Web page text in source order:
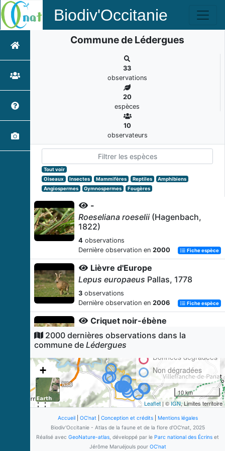
Biodiv'Occitanie
Commune de Lédergues
33
observations
20
espèces
10
observateurs
Tout voir
Oiseaux
Insectes Mammifères Reptiles
Amphibiens
Angiospermes
Gymnospermes Fougères
-
Roeseliana roeselii (Hagenbach,
1822)
4 observations
Dernière observation en 2000 Fiche espèce
Lièvre d'Europe
Lepus europaeus Pallas, 1778
3 observations
Dernière observation en 2006 Fiche espèce
Criquet noir-ébène
Omocestus rufipes(Zetterstedt,
1821)
Dernière observation en
Petit rhinolophe
Rhinolophus hipposideros
(Borkhausen, 1797)
2observations
Dernière observation en2005 Fiche espèce
Conocéphale gracieux
2000 dernières observations dans la
commune de Lédergues
+
Données dégradées
Non dégradées
10 km
Leaflet | © IGN, Limites territoire
Accueil| OC'nat| Conception et crédits| Mentions légales
Biodiv'Occitanie - Atlas de la faune et de la flore d'OC'nat, 2025
Réalisé avec GeoNature-atlas , développé par le Parc national des Écrins et
Jérôme Maruéjouls pour OC'nat